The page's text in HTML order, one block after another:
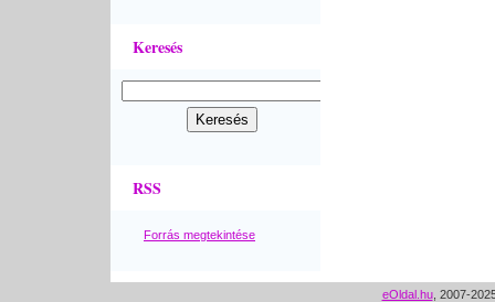
Keresés
RSS
Forrás megtekintése
eOldal.hu, 2007-